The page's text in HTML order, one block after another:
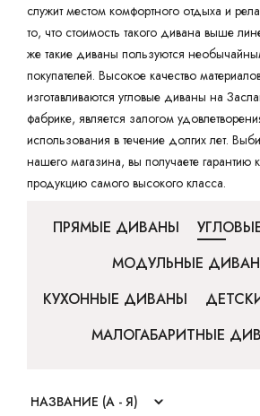
служит местом комфортного отдыха и
то, что стоимость такого дивана выше
же такие диваны пользуются
покупателей. Высокое качество
изготавливаются угловые диваны на
фабрике, является залогом
использования в течение долгих лет.
нашего магазина, вы получаете гарантию
продукцию самого высокого класса.
ПРЯМЫЕ ДИВАНЫ
МОДУЛЬНЫЕ
КУХОННЫЕ ДИВАНЫ
МАЛОГАБАРИТНЫЕ